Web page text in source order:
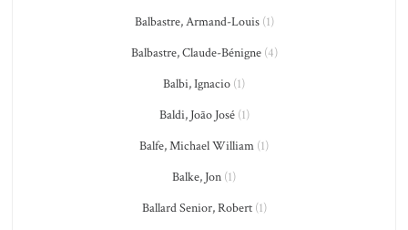
Balbastre, Armand-Louis(1)
Balbastre, Claude-Bénigne(4)
Balbi, Ignacio (1)
Baldi, João José(1)
Balfe, Michael William (1)
Balke, Jon (1)
Ballard Senior, Robert(1)